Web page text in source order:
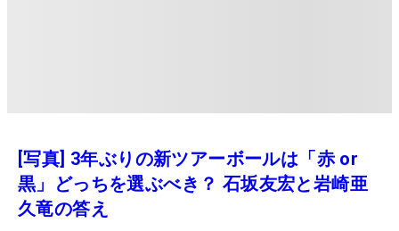
[写真] 3年ぶりの新ツアーボールは「赤 or
黒」どっちを選ぶべき？ 石坂友宏と岩崎亜
久竜の答え